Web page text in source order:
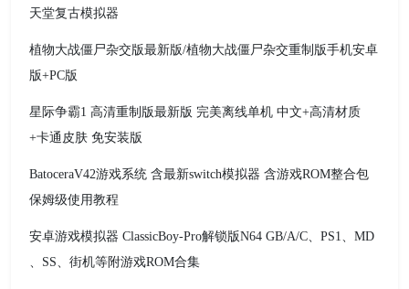
天堂复古模拟器
植物大战僵尸杂交版最新版/植物大战僵尸杂交重制版手机安卓
版+PC版
星际争霸1 高清重制版最新版 完美离线单机 中文+高清材质
+卡通皮肤 免安装版
BatoceraV42游戏系统 含最新switch模拟器 含游戏ROM整合包
保姆级使用教程
安卓游戏模拟器 ClassicBoy-Pro解锁版N64 GB/A/C、PS1、MD
、SS、街机等附游戏ROM合集